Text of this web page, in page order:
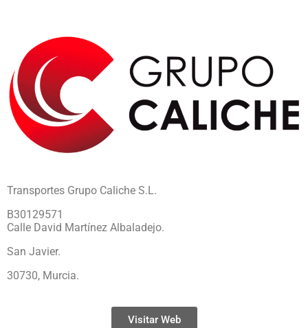
Transportes Grupo Caliche S.L.
B30129571
Calle David Martínez Albaladejo.
San Javier.
30730, Murcia.
Visitar Web